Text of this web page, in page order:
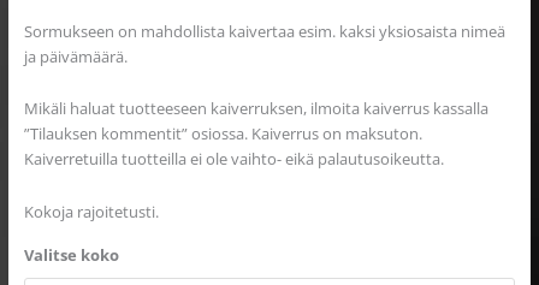
Sormukseen on mahdollista kaivertaa esim. kaksi yksiosaista nimeä
ja päivämäärä.
Mikäli haluat tuotteeseen kaiverruksen, ilmoita kaiverrus kassalla
”Tilauksen kommentit” osiossa. Kaiverrus on maksuton.
Kaiverretuilla tuotteilla ei ole vaihto- eikä palautusoikeutta.
Kokoja rajoitetusti.
Valitse koko